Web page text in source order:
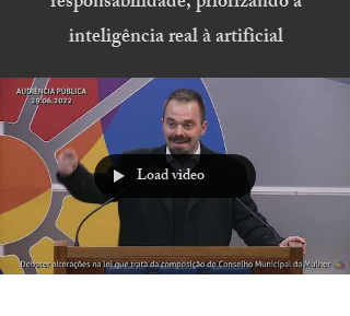
inteligência real à artificial
Load video